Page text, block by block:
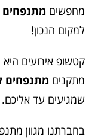
מחפשים
למקום הנכון!
קטשופ אירועים
מתקנים מתנפחים
שמגיעים עד אליכם.
בחברתנו מגוון